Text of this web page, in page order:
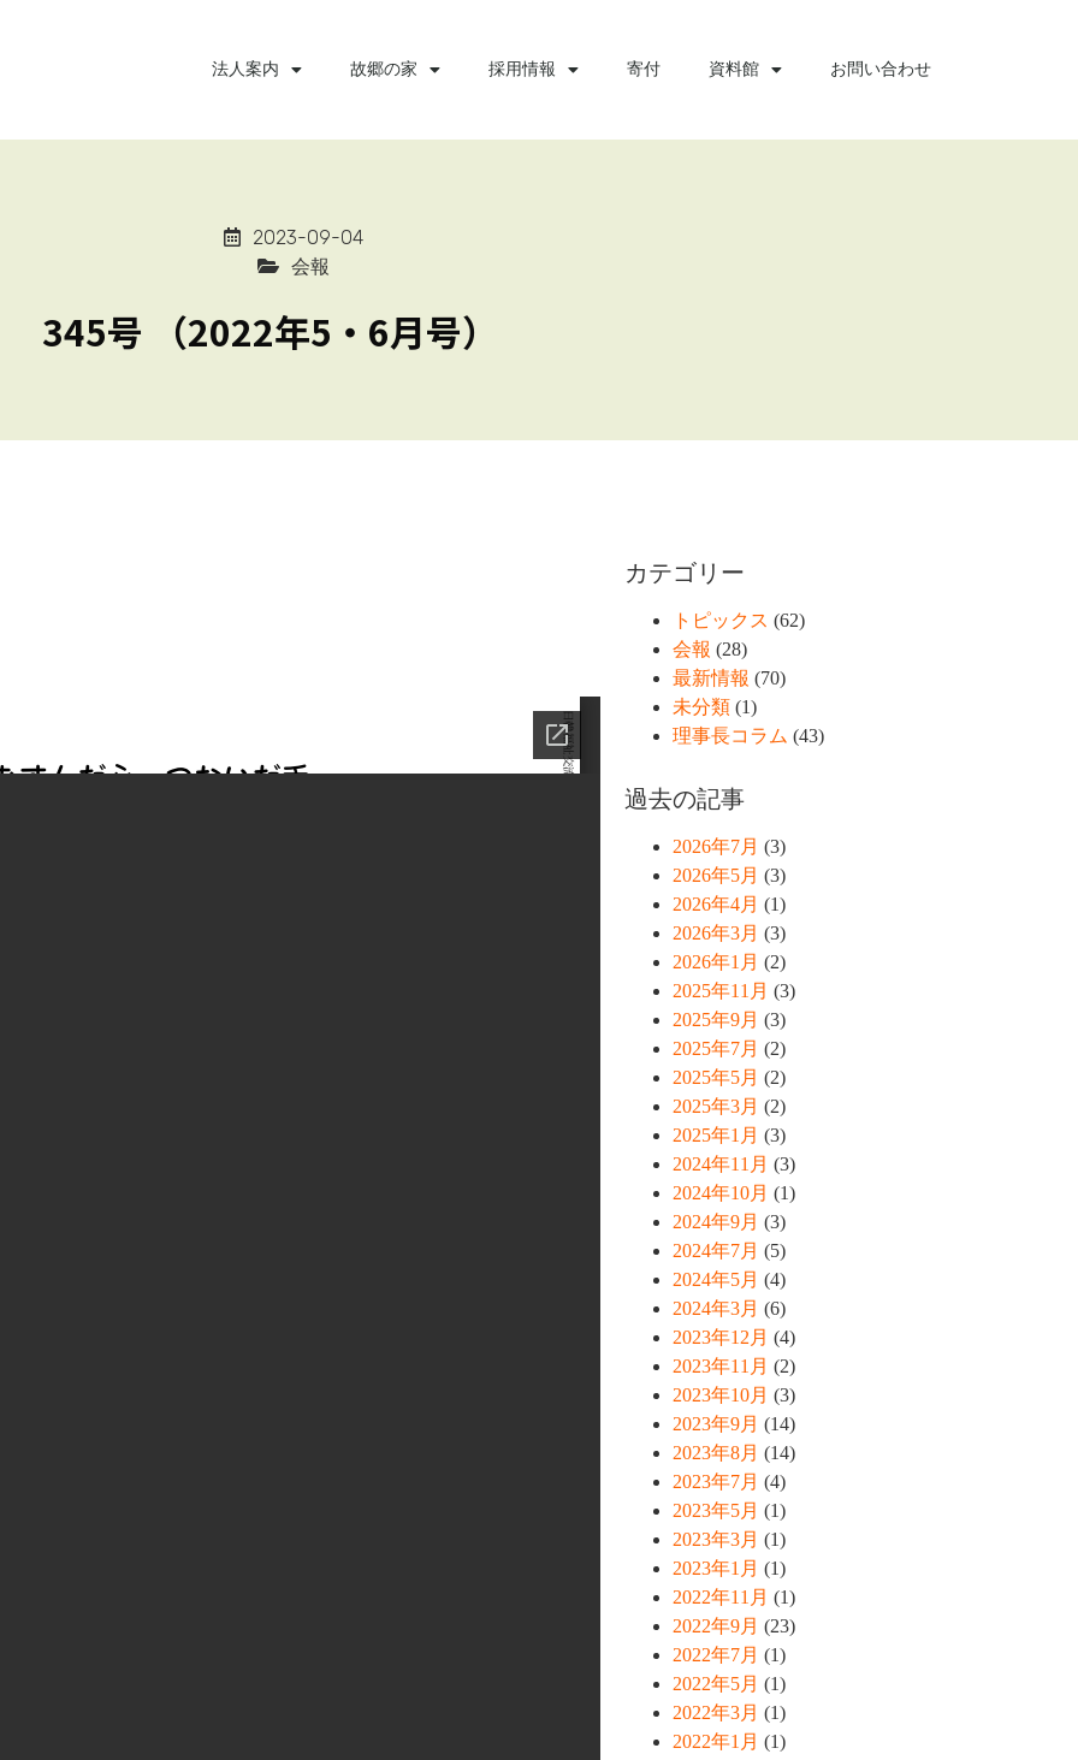
法人案内 故郷の家 採用情報 寄付 資料館 お問い合わせ
2023-09-04
会報
345号 （2022年5・6月号）
カテゴリー
トピックス (62)
会報 (28)
最新情報 (70)
未分類 (1)
理事長コラム (43)
過去の記事
2026年7月 (3)
2026年5月 (3)
2026年4月 (1)
2026年3月 (3)
2026年1月 (2)
2025年11月 (3)
2025年9月 (3)
2025年7月 (2)
2025年5月 (2)
2025年3月 (2)
2025年1月 (3)
2024年11月 (3)
2024年10月 (1)
2024年9月 (3)
2024年7月 (5)
2024年5月 (4)
2024年3月 (6)
2023年12月 (4)
2023年11月 (2)
2023年10月 (3)
2023年9月 (14)
2023年8月 (14)
2023年7月 (4)
2023年5月 (1)
2023年3月 (1)
2023年1月 (1)
2022年11月 (1)
2022年9月 (23)
2022年7月 (1)
2022年5月 (1)
2022年3月 (1)
2022年1月 (1)